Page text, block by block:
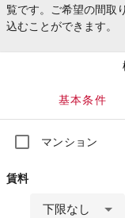
覧です。ご希望の間取
込むことができます。
基本条件
マンション
賃料
下限なし